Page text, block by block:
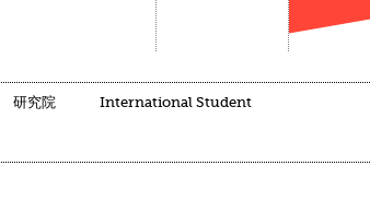
研究院 International Student